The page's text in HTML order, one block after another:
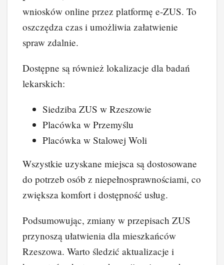
wniosków online przez platformę e-ZUS. To
oszczędza czas i umożliwia załatwienie
spraw zdalnie.
Dostępne są również lokalizacje dla badań
lekarskich:
Siedziba ZUS w Rzeszowie
Placówka w Przemyślu
Placówka w Stalowej Woli
Wszystkie uzyskane miejsca są dostosowane
do potrzeb osób z niepełnosprawnościami, co
zwiększa komfort i dostępność usług.
Podsumowując, zmiany w przepisach ZUS
przynoszą ułatwienia dla mieszkańców
Rzeszowa. Warto śledzić aktualizacje i